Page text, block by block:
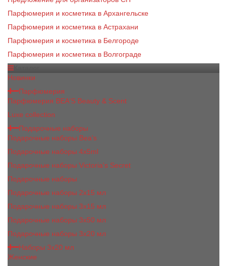
Парфюмерия и косметика в Архангельске
Парфюмерия и косметика в Астрахани
Парфюмерия и косметика в Белгороде
Парфюмерия и косметика в Волгограде
Новинки
Парфюмерия
Парфюмерия BEA'S Beauty & Scent
Luxe collection
Подарочные наборы
Подарочные наборы Bea's
Подарочные наборы 4х5ml
Подарочные наборы Victoria's Secret
Подарочные наборы
Подарочные наборы 2x15 мл
Подарочные наборы 3х15 мл
Подарочные наборы 3x50 мл
Подарочные наборы 3x20 мл
Наборы 3х20 мл
Женские